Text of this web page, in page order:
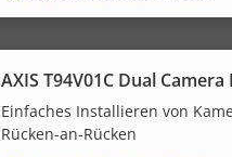
AXIS T94V01C Dual
Einfaches Installieren von
Rücken-an-Rücken